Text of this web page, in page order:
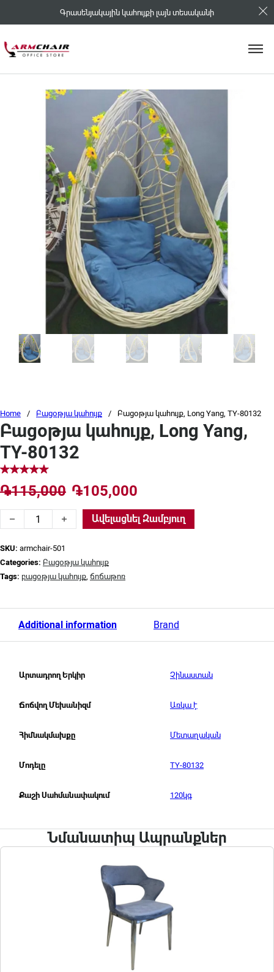
Գրասենյակային կահույքի լայն տեսականի
Home / Բացօթյա կահույք / Բացօթյա կահույք, Long Yang, TY-80132
Բացօթյա կահույք, Long Yang,
TY-80132
֏115,000 Original price was: ֏115,000.
֏105,000
Բացօթյա կահույք, Long Yang, TY-80132 quantity
Ավելացնել Զամբյուղ
SKU: armchair-501
Categories: Բացօթյա կահույք
Tags: բացօթյա կահույք, ճոճաթոռ
Additional information Brand
Արտադրող Երկիր Չինաստան
Ճոճվող Մեխանիզմ Առկա է
Հիմնակմախքը Մետաղական
Մոդելը TY-80132
Քաշի Սահմանափակում 120կգ
Նմանատիպ Ապրանքներ